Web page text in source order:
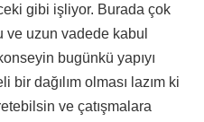
gibi işliyor. Burada çok
uzun vadede kabul
bugünkü yapıyı
dağılım olması lazım ki
ve çatışmalara